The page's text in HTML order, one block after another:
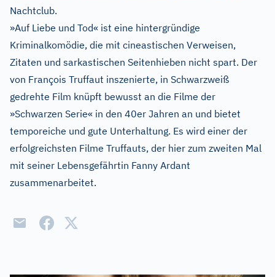
Nachtclub.
»Auf Liebe und Tod« ist eine hintergründige
Kriminalkomödie, die mit cineastischen Verweisen,
Zitaten und sarkastischen Seitenhieben nicht spart. Der
von François Truffaut inszenierte, in Schwarzweiß
gedrehte Film knüpft bewusst an die Filme der
»Schwarzen Serie« in den 40er Jahren an und bietet
temporeiche und gute Unterhaltung. Es wird einer der
erfolgreichsten Filme Truffauts, der hier zum zweiten Mal
mit seiner Lebensgefährtin Fanny Ardant
zusammenarbeitet.